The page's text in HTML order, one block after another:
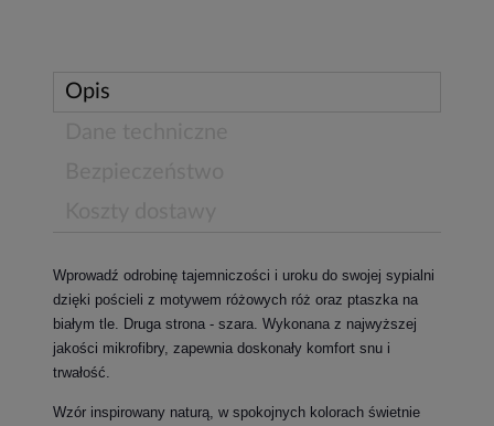
Opis
Wprowadź odrobinę tajemniczości i uroku do swojej sypialni
dzięki pościeli z motywem różowych róż oraz ptaszka na
białym tle. Druga strona - szara. Wykonana z najwyższej
jakości mikrofibry, zapewnia doskonały komfort snu i
trwałość.
Wzór inspirowany naturą, w spokojnych kolorach świetnie